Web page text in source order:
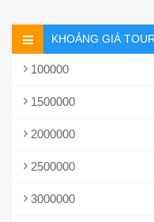
KHOẢNG GIÁ
100000
1500000
2000000
2500000
3000000